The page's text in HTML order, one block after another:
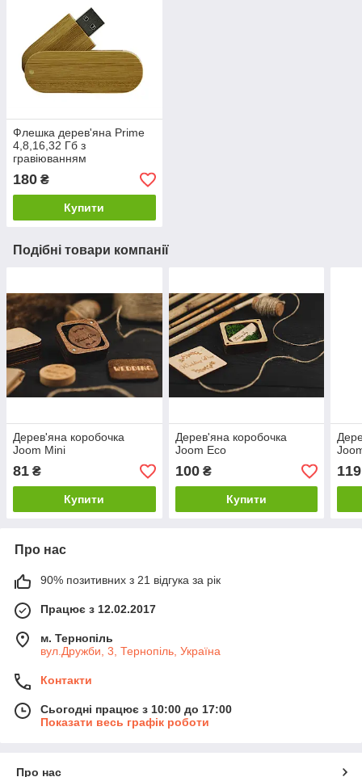
Флешка дерев'яна Prime
4,8,16,32 Гб з
гравіюванням
180 ₴
Купити
Подібні товари компанії
Дерев'яна коробочка
Joom Mini
81 ₴
Купити
Дерев'яна коробочка
Joom Eco
100₴
Купити
119
Про нас
90% позитивних з 21 відгука за рік
Працює з 12.02.2017
м. Тернопіль
вул.Дружби, 3, Тернопіль, Україна
Контакти
Сьогодні працює з 10:00 до 17:00
Показати весь графік роботи
Про нас